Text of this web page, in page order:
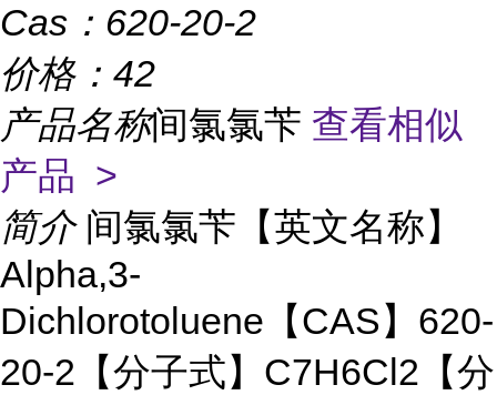
Cas： 620-20-2
价格： 42
产品名称间氯氯苄 查看相似
产品 >
简介 间氯氯苄【英文名称】
Alpha,3-
Dichlorotoluene【CAS】620-
20-2【分子式】C7H6Cl2【分